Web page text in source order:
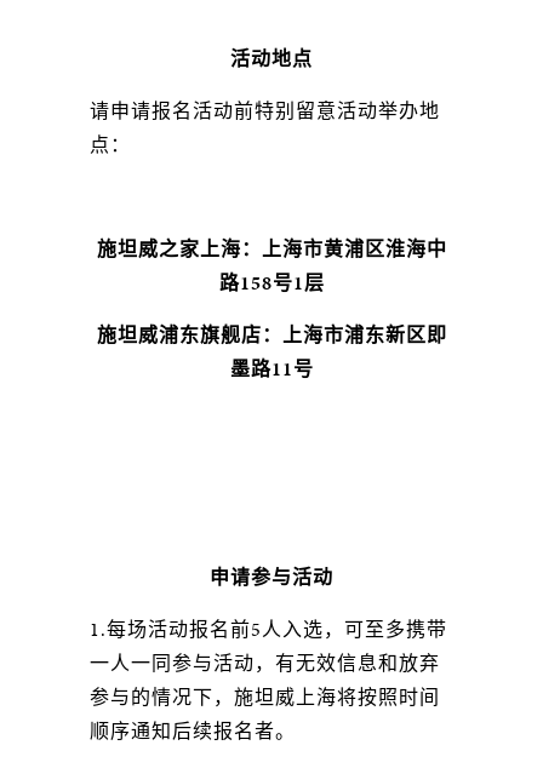
活动地点
请申请报名活动前特别留意活动举办地
点：
施坦威之家上海：上海市黄浦区淮海中
路158号1层
施坦威浦东旗舰店：上海市浦东新区即
墨路11号
申请参与活动
1.每场活动报名前5人入选，可至多携带
一人一同参与活动，有无效信息和放弃
参与的情况下，施坦威上海将按照时间
顺序通知后续报名者。